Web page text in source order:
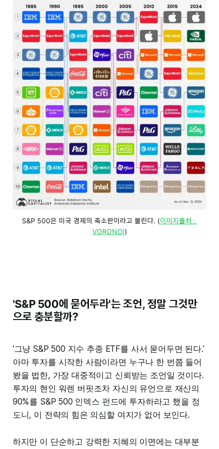
S&P 500은 미국 경제의 축소판이라고 불린다. (이미지출처 :
VORONOI)
'S&P 500에 묻어두라'는 조언, 정말 그것만
으로 충분할까?
'그냥 S&P 500 지수 추종 ETF를 사서 묻어두면 된다.'
아마 투자를 시작한 사람이라면 누구나 한 번쯤 들어
봤을 법한, 가장 대중적이고 신뢰받는 조언일 것이다.
투자의 현인 워렌 버핏조차 자신의 유언으로 재산의
90%를 S&P 500 인덱스 펀드에 투자하라고 했을 정
도니, 이 전략의 힘은 의심할 여지가 없어 보인다.
하지만 이 단순하고 강력한 지혜의 이면에는 대부분